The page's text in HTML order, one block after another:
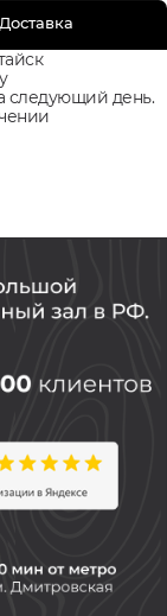
Доставка
следующий день.